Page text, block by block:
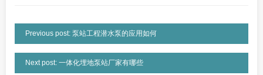
Previous post: 泵站工程潜水泵的应用如何
Next post: 一体化埋地泵站厂家有哪些